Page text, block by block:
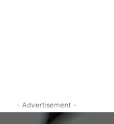
- Advertisement -